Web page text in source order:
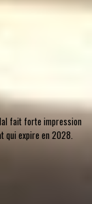
fait forte impression
qui expire en 2028.